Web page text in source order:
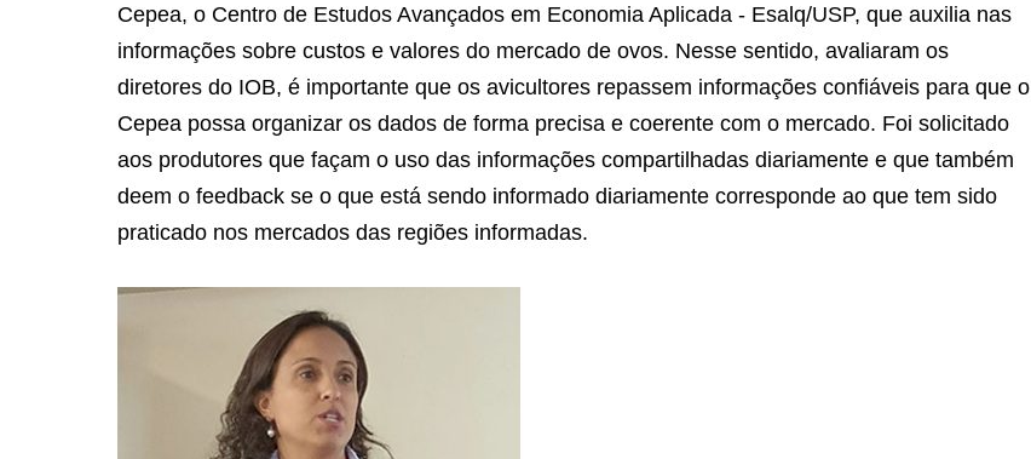
Cepea, o Centro de Estudos Avançados em Economia Aplicada - Esalq/USP, que auxilia nas
informações sobre custos e valores do mercado de ovos. Nesse sentido, avaliaram os
diretores do IOB, é importante que os avicultores repassem informações confiáveis para que o
Cepea possa organizar os dados de forma precisa e coerente com o mercado. Foi solicitado
aos produtores que façam o uso das informações compartilhadas diariamente e que também
deem o feedback se o que está sendo informado diariamente corresponde ao que tem sido
praticado nos mercados das regiões informadas.